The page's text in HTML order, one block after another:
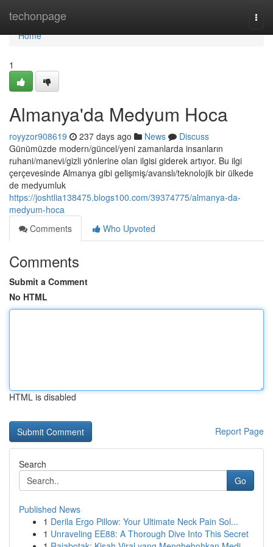
techonpage
Home
Home
1
Almanya'da Medyum Hoca
royyzor908619 237 days ago News
Discuss
Günümüzde modern/güncel/yeni zamanlarda insanların
ruhani/manevi/gizli yönlerine olan ilgisi giderek artıyor. Bu ilgi
çerçevesinde Almanya gibi gelişmiş/avanslı/teknolojik bir ülkede
de medyumluk
https://joshtlia138475.blogs100.com/39374775/almanya-da-
medyum-hoca
Comments
Who Upvoted
Comments
Submit a Comment
No HTML
HTML is disabled
Report Page
Search
Go
Published News
1 Derila Ergo Pillow: Your Ultimate Neck Pain Sol...
1 Unraveling EE88: A Thorough Dive Into This Secret